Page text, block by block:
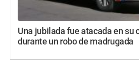
Una jubilada fue atacada en su
durante un robo de madrugada